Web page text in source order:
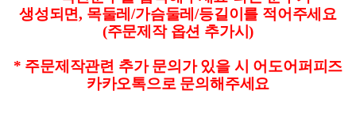
생성되면, 목둘레/가슴둘레/등길이를 적어주세요
(주문제작 옵션 추가시)
* 주문제작관련 추가 문의가 있을 시 어도어퍼피즈
카카오톡으로 문의해주세요